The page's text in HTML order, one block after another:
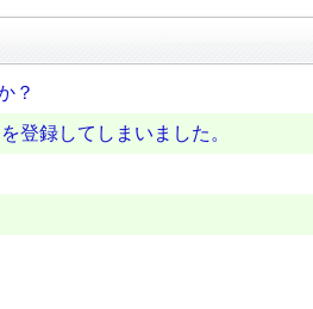
？
登録してしまいました。